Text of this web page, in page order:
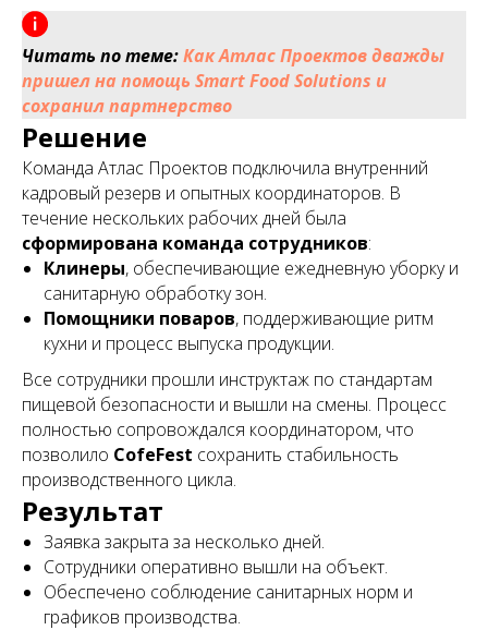
Читать по теме:Как Атлас Проектов дважды
пришел на помощь Smart Food Solutions и
сохранил партнерство
Решение
Команда Атлас Проектов подключила внутренний
кадровый резерв и опытных координаторов. В
течение нескольких рабочих дней была
сформирована команда сотрудников:
Клинеры, обеспечивающие ежедневную уборку и
санитарную обработку зон.
Помощники поваров, поддерживающие ритм
кухни и процесс выпуска продукции.
Все сотрудники прошли инструктаж по стандартам
пищевой безопасности и вышли на смены. Процесс
полностью сопровождался координатором, что
позволило CofeFest сохранить стабильность
производственного цикла.
Результат
Заявка закрыта за несколько дней.
Сотрудники оперативно вышли на объект.
Обеспечено соблюдение санитарных норм и
графиков производства.